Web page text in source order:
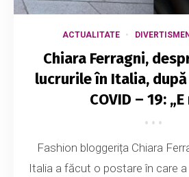
ACTUALITATE
Chiara Ferragni,
lucrurile în Italia,
COVID – 19:
Fashion bloggerița Chiara
Italia a făcut o postare în care